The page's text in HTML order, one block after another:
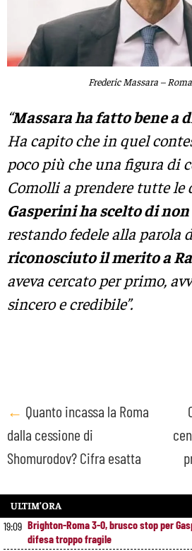
Frederic Massara –
“Massara ha fatto bene a
Ha capito che in quel
poco più che una figura di
Comolli a prendere tutte le
Gasperini ha scelto di
restando fedele alla parola
riconosciuto il merito a
aveva cercato per primo,
sincero e credibile”.
Post
navigation
← Quanto incassa la Roma
dalla cessione di
Shomurodov? Cifra esatta
ULTIM’ORA
19:09 Brighton-Roma 3-0, brusco stop per
difesa troppo fragile